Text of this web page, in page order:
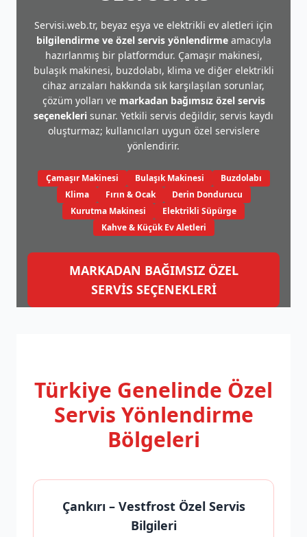
Servisi.web.tr, beyaz eşya ve elektrikli ev aletleri için
bilgilendirme ve özel servis yönlendirmeamacıyla
hazırlanmış bir platformdur. Çamaşır makinesi,
bulaşık makinesi, buzdolabı, klima ve diğer elektrikli
cihaz arızaları hakkında sık karşılaşılan sorunlar,
çözüm yolları ve markadan bağımsız özel servis
seçenekleri sunar. Yetkili servis değildir, servis kaydı
oluşturmaz; kullanıcıları uygun özel servislere
yönlendirir.
Çamaşır Makinesi Bulaşık Makinesi
Buzdolabı
Klima
Fırın & Ocak
Derin Dondurucu
Kurutma Makinesi
Elektrikli Süpürge
Kahve & Küçük Ev Aletleri
MARKADAN BAĞIMSIZ ÖZEL
SERVİS SEÇENEKLERİ
Türkiye Genelinde Özel
Servis Yönlendirme
Bölgeleri
Çankırı – Vestfrost Özel Servis
Bilgileri